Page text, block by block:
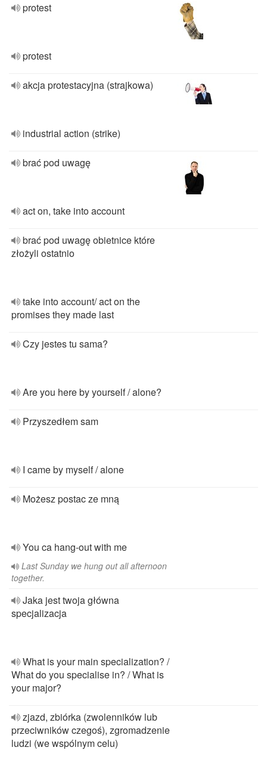
protest
protest
akcja protestacyjna (strajkowa)
industrial action (strike)
brać pod uwagę
act on, take into account
brać pod uwagę obietnice które
złożyli ostatnio
take into account/ act on the
promises they made last
Czy jestes tu sama?
Are you here by yourself / alone?
Przyszedłem sam
I came by myself / alone
Możesz postac ze mną
You ca hang-out with me
Last Sunday we hung out all afternoon
together.
Jaka jest twoja główna
specjalizacja
What is your main specialization? /
What do you specialise in? / What is
your major?
zjazd, zbiórka (zwolenników lub
przeciwników czegoś), zgromadzenie
ludzi (we wspólnym celu)